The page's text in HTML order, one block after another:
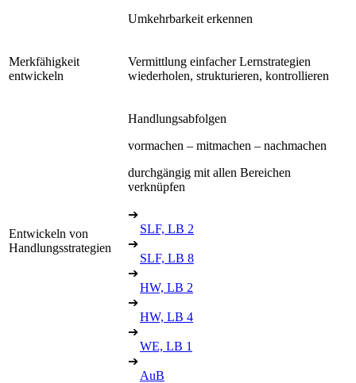
Umkehrbarkeit erkennen
Merkfähigkeit
entwickeln
Vermittlung einfacher Lernstrategien
wiederholen, strukturieren, kontrollieren
Entwickeln von
Handlungsstrategien
Handlungsabfolgen
vormachen – mitmachen – nachmachen
durchgängig mit allen Bereichen
verknüpfen
➔
SLF, LB 2
➔
SLF, LB 8
➔
HW, LB 2
➔
HW, LB 4
➔
WE, LB 1
➔
AuB